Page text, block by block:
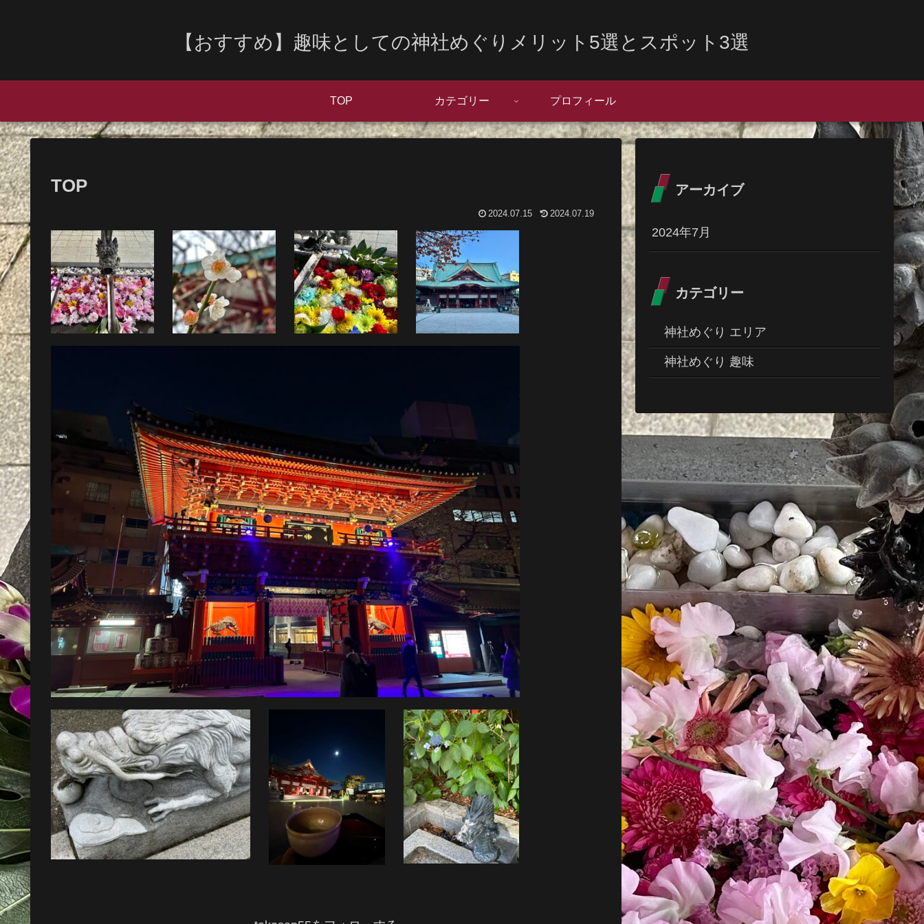
【おすすめ】趣味としての神社めぐりメリット5選とスポット3選
TOP カテゴリー プロフィール
TOP
2024.07.15 2024.07.19
アーカイブ
2024年7月
カテゴリー
神社めぐり エリア
神社めぐり 趣味